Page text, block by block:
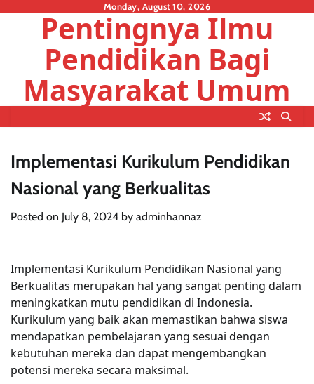
Monday, August 10, 2026
Pentingnya Ilmu
Pendidikan Bagi
Masyarakat Umum
Implementasi Kurikulum Pendidikan
Nasional yang Berkualitas
Posted on July 8, 2024 by adminhannaz
Implementasi Kurikulum Pendidikan Nasional yang
Berkualitas merupakan hal yang sangat penting dalam
meningkatkan mutu pendidikan di Indonesia.
Kurikulum yang baik akan memastikan bahwa siswa
mendapatkan pembelajaran yang sesuai dengan
kebutuhan mereka dan dapat mengembangkan
potensi mereka secara maksimal.